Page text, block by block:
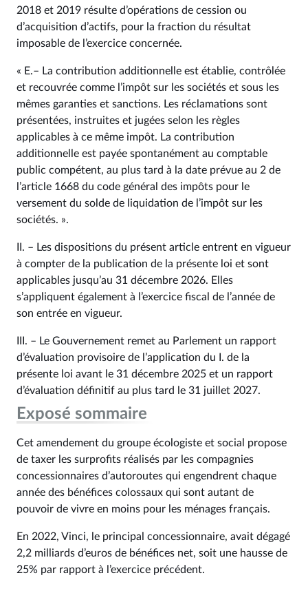
2018 et 2019 résulte d’opérations de cession ou
d’acquisition d’actifs, pour la fraction du résultat
imposable de l’exercice concernée.
« E.– La contribution additionnelle est établie, contrôlée
et recouvrée comme l’impôt sur les sociétés et sous les
mêmes garanties et sanctions. Les réclamations sont
présentées, instruites et jugées selon les règles
applicables à ce même impôt. La contribution
additionnelle est payée spontanément au comptable
public compétent, au plus tard à la date prévue au 2 de
l’article 1668 du code général des impôts pour le
versement du solde de liquidation de l’impôt sur les
sociétés. ».
II. – Les dispositions du présent article entrent en vigueur
à compter de la publication de la présente loi et sont
applicables jusqu’au 31 décembre 2026. Elles
s’appliquent également à l’exercice fiscal de l’année de
son entrée en vigueur.
III. – Le Gouvernement remet au Parlement un rapport
d’évaluation provisoire de l’application du I. de la
présente loi avant le 31 décembre 2025 et un rapport
d’évaluation définitif au plus tard le 31 juillet 2027.
Exposé sommaire
Cet amendement du groupe écologiste et social propose
de taxer les surprofits réalisés par les compagnies
concessionnaires d’autoroutes qui engendrent chaque
année des bénéfices colossaux qui sont autant de
pouvoir de vivre en moins pour les ménages français.
En 2022, Vinci, le principal concessionnaire, avait dégagé
2,2 milliards d’euros de bénéfices net, soit une hausse de
25% par rapport à l’exercice précédent.